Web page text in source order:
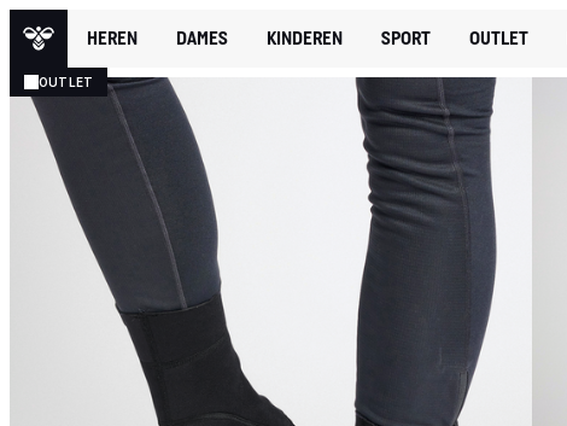
HEREN DAMES KINDEREN SPORT OUTLET
OUTLET